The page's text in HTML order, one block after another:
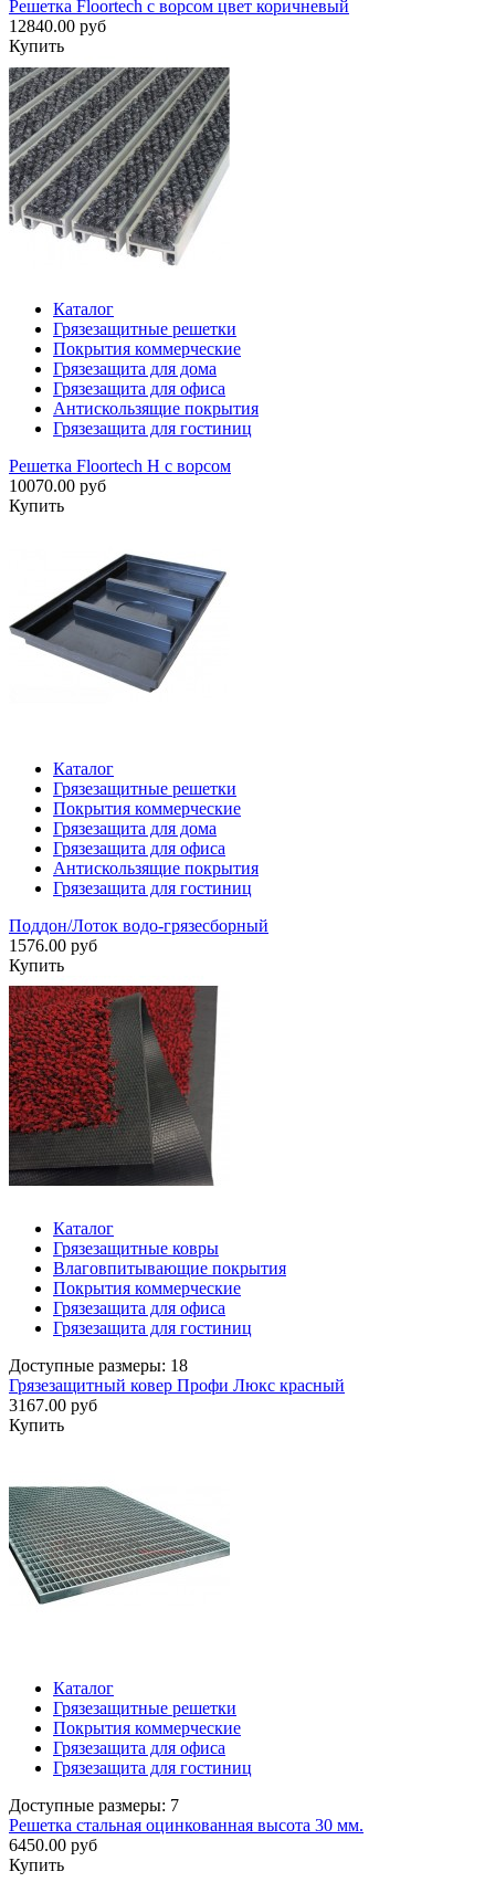
Решетка Floortech с ворсом цвет коричневый
12840.00 руб
Купить
Каталог
Грязезащитные решетки
Покрытия коммерческие
Грязезащита для дома
Грязезащита для офиса
Антискользящие покрытия
Грязезащита для гостиниц
Решетка Floortech H с ворсом
10070.00 руб
Купить
Каталог
Грязезащитные решетки
Покрытия коммерческие
Грязезащита для дома
Грязезащита для офиса
Антискользящие покрытия
Грязезащита для гостиниц
Поддон/Лоток водо-грязесборный
1576.00 руб
Купить
Каталог
Грязезащитные ковры
Влаговпитывающие покрытия
Покрытия коммерческие
Грязезащита для офиса
Грязезащита для гостиниц
Доступные размеры: 18
Грязезащитный ковер Профи Люкс красный
3167.00 руб
Купить
Каталог
Грязезащитные решетки
Покрытия коммерческие
Грязезащита для офиса
Грязезащита для гостиниц
Доступные размеры: 7
Решетка стальная оцинкованная высота 30 мм.
6450.00 руб
Купить